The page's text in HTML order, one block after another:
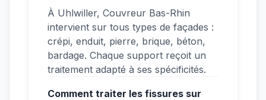
À Uhlwiller, Couvreur Bas-Rhin
intervient sur tous types de façades :
crépi, enduit, pierre, brique, béton,
bardage. Chaque support reçoit un
traitement adapté à ses spécificités.
Comment traiter les fissures sur